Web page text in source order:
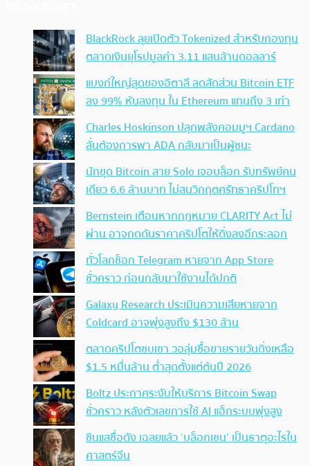
BlackRock ลุยเปิดตัว Tokenized สำหรับกองทุน
ตลาดเงินยุโรปมูลค่า 3.11 แสนล้านดอลลาร์
แบงก์ใหญ่สุดของอิตาลี ลดสัดส่วน Bitcoin ETF
ลง 99% หันลงทุน ใน Ethereum แทนถึง 3 เท่า
Charles Hoskinson ปลุกพลังคอมมูฯ Cardano
ลั่นต้องการพา ADA กลับมาเป็นผู้ชนะ
นักขุด Bitcoin สาย Solo เจอบล็อก รับทรัพย์คน
เดียว 6.6 ล้านบาท ไม่สนวิกฤตศรัทธาคริปโทฯ
Bernstein เตือนหากกฎหมาย CLARITY Act ไม่
ผ่าน อาจกดดันราคาคริปโตให้ดิ่งลงอีกระลอก
ทั่วโลกช็อก Telegram หายจาก App Store
ชั่วคราว ก่อนกลับมาใช้งานได้ปกติ
Galaxy Research ประเมินความเสียหายจาก
Coldcard อาจพุ่งสูงถึง $130 ล้าน
ตลาดคริปโตซบเซา วอลุ่มซื้อขายรายวันดิ่งเหลือ
$1.5 หมื่นล้าน ต่ำสุดตั้งแต่ต้นปี 2026
Boltz ประกาศระงับให้บริการ Bitcoin Swap
ชั่วคราว หลังตัวเลขการใช้ AI แฮ็กระบบพุ่งสูง
ซินแสชื่อดัง เฉลยแล้ว ‘บล็อกเชน’ เป็นธาตุอะไรใน
ศาสตร์จีน